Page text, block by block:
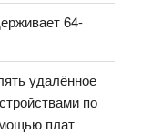
64-
удалённое
по
плат